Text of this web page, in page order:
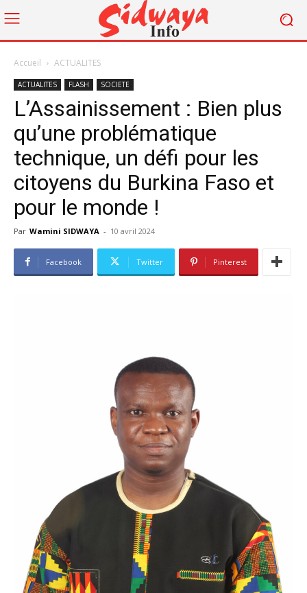
Accueil ACTUALITES
ACTUALITES FLASH SOCIETE
L’Assainissement : Bien plus
qu’une problématique
technique, un défi pour les
citoyens du Burkina Faso et
pour le monde !
Par Wamini SIDWAYA - 10 avril 2024
Facebook Twitter Pinterest